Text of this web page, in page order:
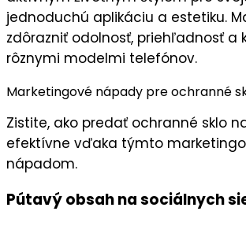
jednoduchú aplikáciu a estetiku.
zdôrazniť odolnosť, priehľadnosťa
rôznymi modelmi telefónov.
Marketingové nápady pre ochranné
Zistite, ako predať ochranné sklo
efektívne vďaka týmto
nápadom.
Pútavý obsah na sociálnych